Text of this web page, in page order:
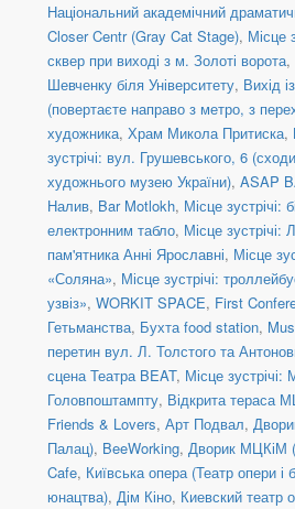
Національний академічний
Closer Centr (Gray Cat Stage), Місце
сквер при виході з м. Золоті ворота,
Шевченку біля Університету, Вихід
(повертаєте направо з метро, з
художника, Храм Микола Притиска,
зустрічі: вул. Грушевського, 6
художнього музею України), ASAP
Налив, Bar Motlokh, Місце зустрічі:
електронним табло, Місце зустрічі:
пам'ятника Анні Ярославні, Місце
«Соляна», Місце зустрічі:
узвіз», WORKIT SPACE, First
Гетьманства, Бухта food station,
перетин вул. Л. Толстого та
сцена Театра BEAT, Місце
Головпоштампту, Відкрита тераса
Friends & Lovers, Арт Подвал,
Палац), BeeWorking, Дворик МЦКіМ
Cafe, Київська опера (Театр опери і
юнацтва), Дім Кіно, Киевский театр